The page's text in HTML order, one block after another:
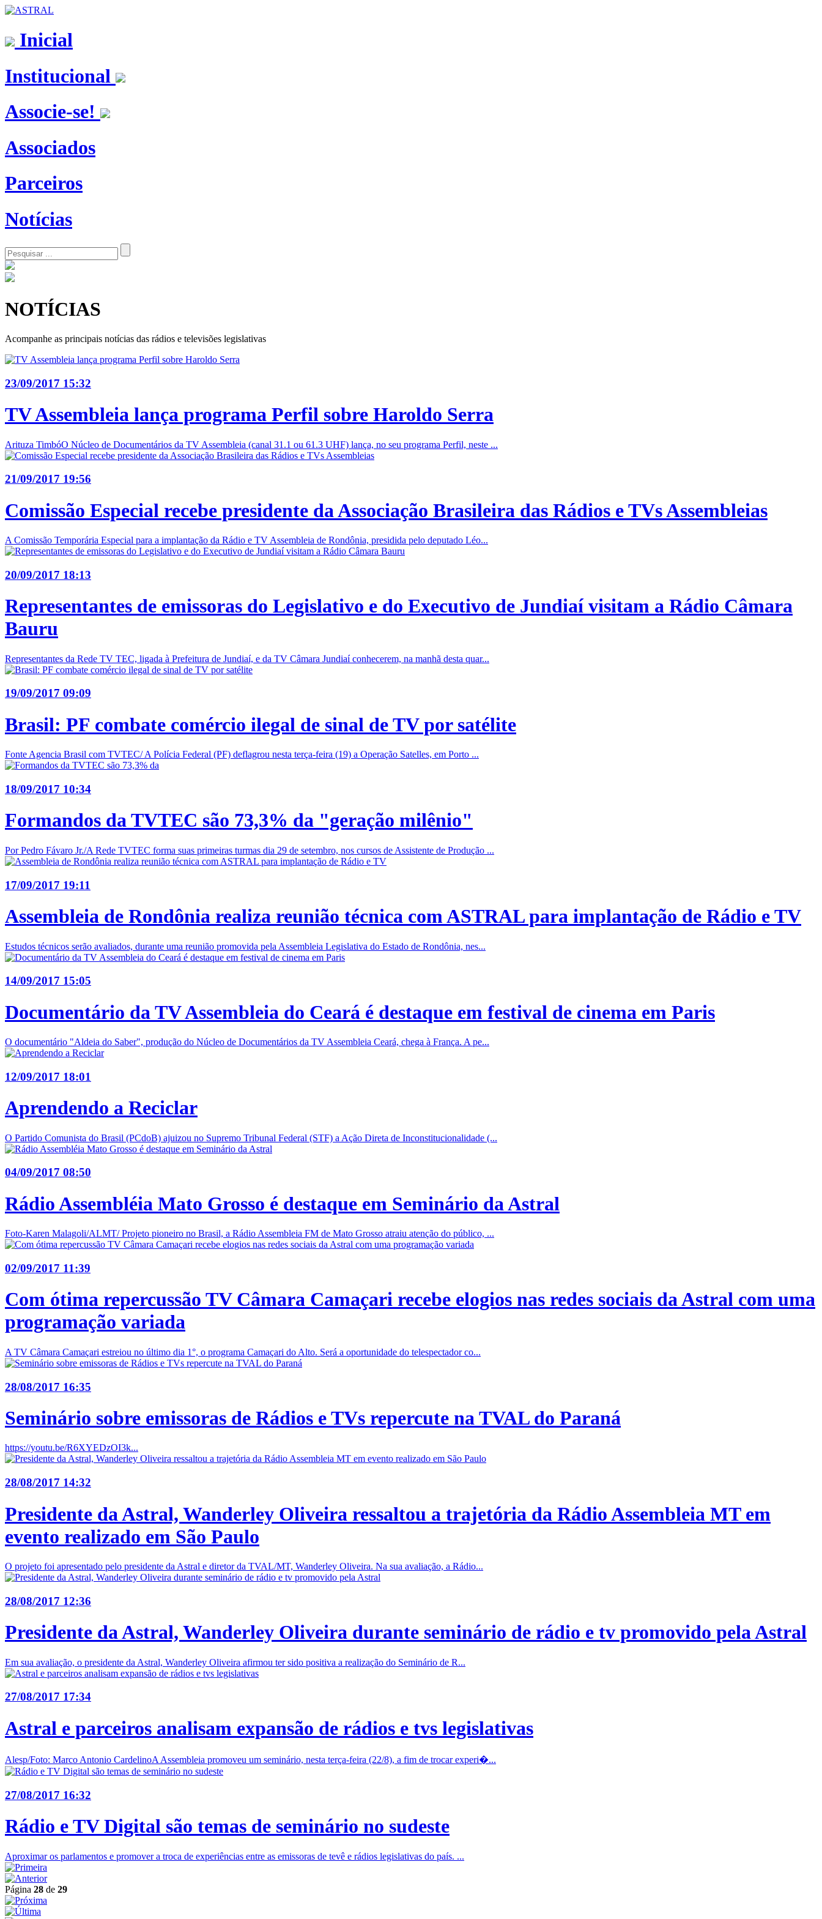
Inicial
Institucional
Associe-se!
Associados
Parceiros
Notícias
NOTÍCIAS
Acompanhe as principais notícias das rádios e televisões legislativas
23/09/2017 15:32
TV Assembleia lança programa Perfil sobre Haroldo Serra
Arituza TimbóO Núcleo de Documentários da TV Assembleia (canal 31.1 ou 61.3 UHF) lança, no seu programa Perfil, neste ...
21/09/2017 19:56
Comissão Especial recebe presidente da Associação Brasileira das Rádios e TVs Assembleias
A Comissão Temporária Especial para a implantação da Rádio e TV Assembleia de Rondônia, presidida pelo deputado Léo...
20/09/2017 18:13
Representantes de emissoras do Legislativo e do Executivo de Jundiaí visitam a Rádio Câmara
Bauru
Representantes da Rede TV TEC, ligada à Prefeitura de Jundiaí, e da TV Câmara Jundiaí conhecerem, na manhã desta quar...
19/09/2017 09:09
Brasil: PF combate comércio ilegal de sinal de TV por satélite
Fonte Agencia Brasil com TVTEC/ A Polícia Federal (PF) deflagrou nesta terça-feira (19) a Operação Satelles, em Porto ...
18/09/2017 10:34
Formandos da TVTEC são 73,3% da "geração milênio"
Por Pedro Fávaro Jr./A Rede TVTEC forma suas primeiras turmas dia 29 de setembro, nos cursos de Assistente de Produção ...
17/09/2017 19:11
Assembleia de Rondônia realiza reunião técnica com ASTRAL para implantação de Rádio e TV
Estudos técnicos serão avaliados, durante uma reunião promovida pela Assembleia Legislativa do Estado de Rondônia, nes...
14/09/2017 15:05
Documentário da TV Assembleia do Ceará é destaque em festival de cinema em Paris
O documentário "Aldeia do Saber", produção do Núcleo de Documentários da TV Assembleia Ceará, chega à França. A pe...
12/09/2017 18:01
Aprendendo a Reciclar
O Partido Comunista do Brasil (PCdoB) ajuizou no Supremo Tribunal Federal (STF) a Ação Direta de Inconstitucionalidade (...
04/09/2017 08:50
Rádio Assembléia Mato Grosso é destaque em Seminário da Astral
Foto-Karen Malagoli/ALMT/ Projeto pioneiro no Brasil, a Rádio Assembleia FM de Mato Grosso atraiu atenção do público, ...
02/09/2017 11:39
Com ótima repercussão TV Câmara Camaçari recebe elogios nas redes sociais da Astral com uma
programação variada
A TV Câmara Camaçari estreiou no último dia 1°, o programa Camaçari do Alto. Será a oportunidade do telespectador co...
28/08/2017 16:35
Seminário sobre emissoras de Rádios e TVs repercute na TVAL do Paraná
https://youtu.be/R6XYEDzOI3k...
28/08/2017 14:32
Presidente da Astral, Wanderley Oliveira ressaltou a trajetória da Rádio Assembleia MT em
evento realizado em São Paulo
O projeto foi apresentado pelo presidente da Astral e diretor da TVAL/MT, Wanderley Oliveira. Na sua avaliação, a Rádio...
28/08/2017 12:36
Presidente da Astral, Wanderley Oliveira durante seminário de rádio e tv promovido pela Astral
Em sua avaliação, o presidente da Astral, Wanderley Oliveira afirmou ter sido positiva a realização do Seminário de R...
27/08/2017 17:34
Astral e parceiros analisam expansão de rádios e tvs legislativas
Alesp/Foto: Marco Antonio CardelinoA Assembleia promoveu um seminário, nesta terça-feira (22/8), a fim de trocar experi�...
27/08/2017 16:32
Rádio e TV Digital são temas de seminário no sudeste
Aproximar os parlamentos e promover a troca de experiências entre as emissoras de tevê e rádios legislativas do país. ...
Página 28 de 29